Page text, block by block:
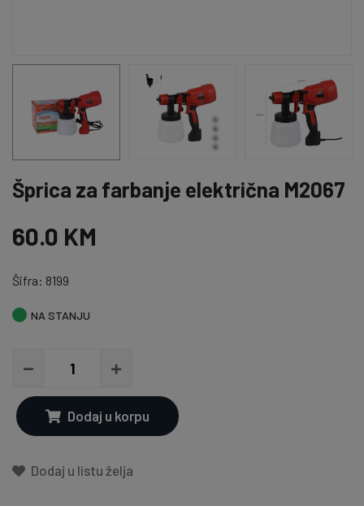
Šprica za farbanje električna M2067
60.0 KM
Šifra: 8199
NA STANJU
Dodaj u korpu
Dodaj u listu želja